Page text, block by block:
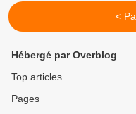
<
Hébergé par Overblog
Top articles
Pages